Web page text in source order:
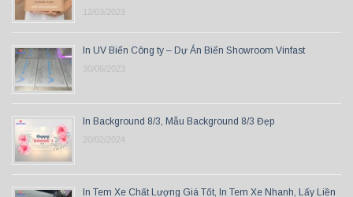
12/03/2023
In UV Biển Công ty – Dự Án Biển Showroom Vinfast
30/06/2023
In Background 8/3, Mẫu Background 8/3 Đẹp
20/02/2024
In Tem Xe Chất Lượng Giá Tốt, In Tem Xe Nhanh, Lấy Liền